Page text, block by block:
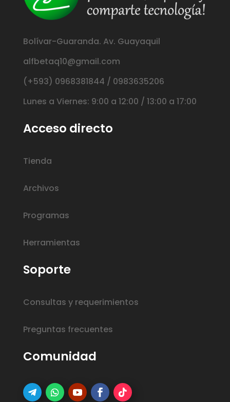
Bolívar-Guaranda. Av. Guayaquil
alfbetaq10@gmail.com
(+593) 0968381844 / 0983635206
Lunes a Viernes: 9:00 a 12:00 / 13:00 a 17:00
Acceso directo
Tienda
Archivos
Programas
Herramientas
Soporte
Consultas y requerimientos
Preguntas frecuentes
Comunidad